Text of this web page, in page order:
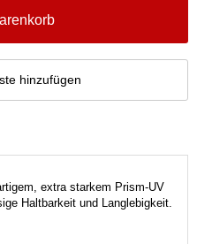
hinzufügen
extra starkem Prism-UV
Haltbarkeit und Langlebigkeit.